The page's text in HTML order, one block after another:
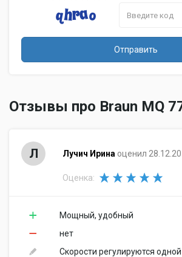
Отправить
Отзывы про Braun MQ
Л Лучич Ирина оценил
Оценка:
Мощный, удобный
нет
Скорости регулируются